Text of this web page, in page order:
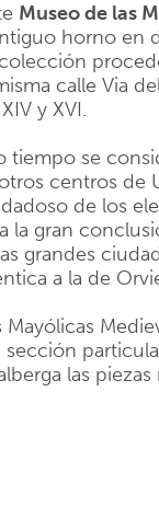
Museo de las
horno en
calle Via
y XVI.
tiempo se
centros de
de los
la gran
grandes
a la de
Mayólicas
las